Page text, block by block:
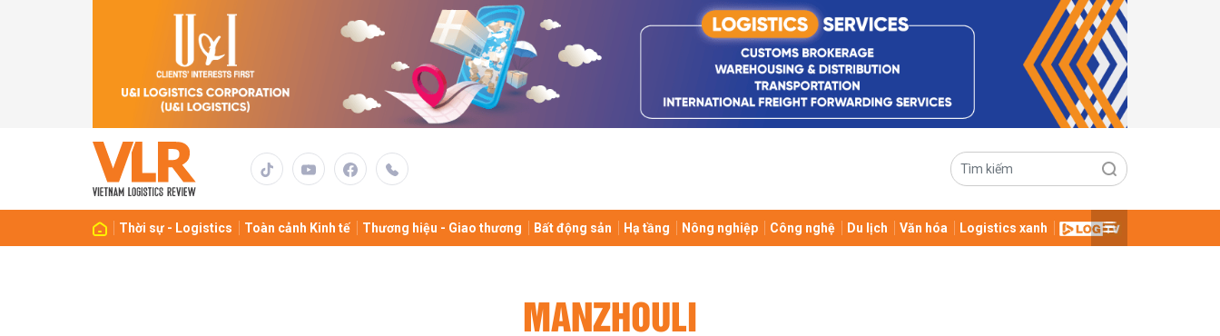
Thời sự - Logistics Toàn cảnh Kinh tế Thương hiệu - Giao thương Bất động sản Hạ tầng Nông nghiệp Công nghệ Du lịch Văn hóa Logistics xanh
MANZHOULI